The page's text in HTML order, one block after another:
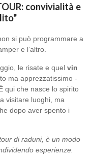
convivialità e
si può programmare a
e l’altro.
le risate e quel vin
ma apprezzatissimo -
qui che nasce lo spirito
visitare luoghi, ma
dopo aver spento i
di raduni, è un modo
esperienze.